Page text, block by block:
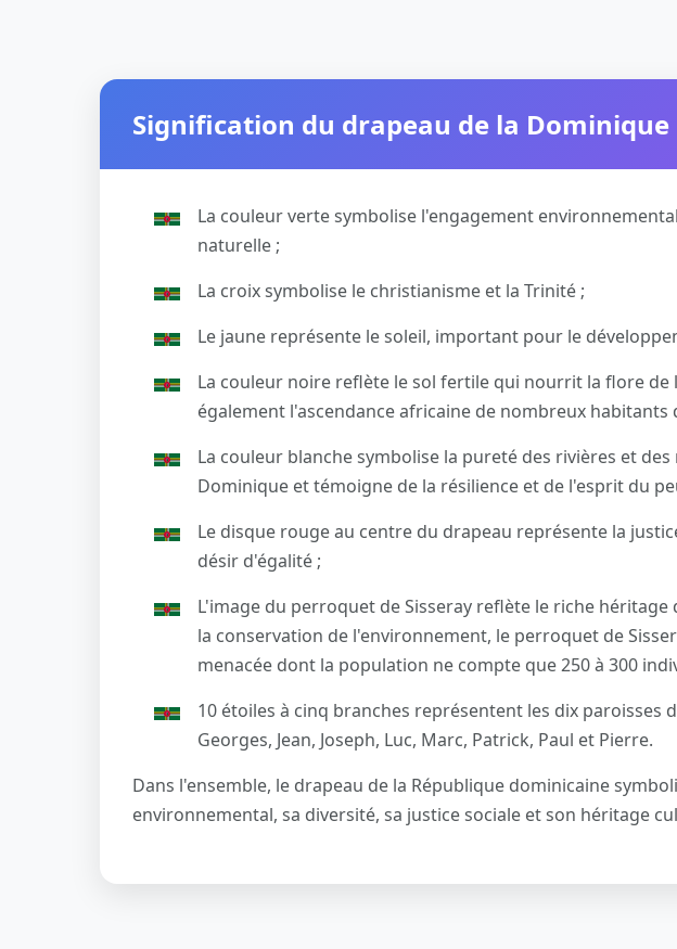
Signification du drapeau de la Dominique
La couleur verte symbolise l'engagement
naturelle ;
La croix symbolise le christianisme et la Trinité ;
Le jaune représente le soleil, important pour le
La couleur noire reflète le sol fertile qui nourrit la flore de
également l'ascendance africaine de nombreux habitants
La couleur blanche symbolise la pureté des rivières et des
Dominique et témoigne de la résilience et de l'esprit du
Le disque rouge au centre du drapeau représente la
désir d'égalité ;
L'image du perroquet de Sisseray reflète le riche héritage
la conservation de l'environnement, le perroquet de
menacée dont la population ne compte que 250 à 300
10 étoiles à cinq branches représentent les dix paroisses
Georges, Jean, Joseph, Luc, Marc, Patrick, Paul et Pierre.
Dans l'ensemble, le drapeau de la République dominicaine
environnemental, sa diversité, sa justice sociale et son héritage